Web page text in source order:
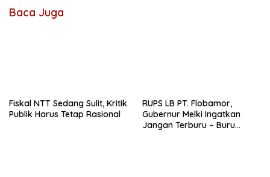
Baca Juga
Fiskal NTT Sedang Sulit, Kritik
Publik Harus Tetap Rasional
RUPS LB PT. Flobamor,
Gubernur Melki Ingatkan
Jangan Terburu – Buru